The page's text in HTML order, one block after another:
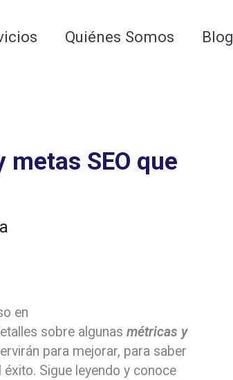
Quiénes Somos Blog
SEO que
en
sobre algunas métricas y
para mejorar, para saber
Sigue leyendo y conoce